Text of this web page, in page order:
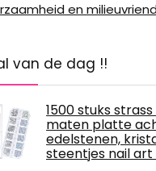
en
van de dag !!
1500 stuks
maten platte
edelstenen,
steentjes nail